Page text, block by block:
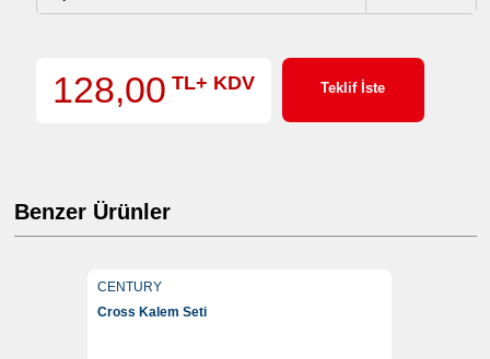
128,00 TL+ KDV Teklif İste
Benzer Ürünler
CENTURY
Cross Kalem Seti